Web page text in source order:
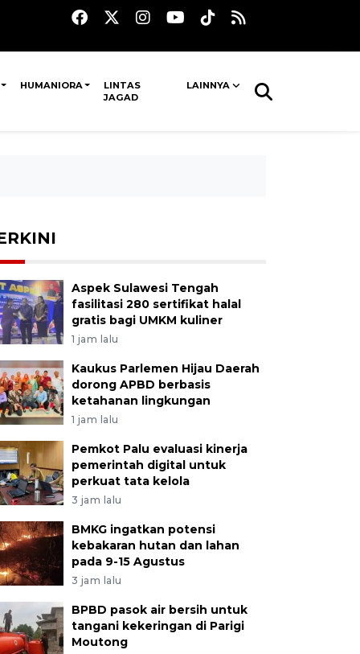
HUMANIORA
LINTAS
JAGAD
LAINNYA
Aspek Sulawesi Tengah
fasilitasi 280 sertifikat halal
gratis bagi UMKM kuliner
1 jam lalu
Kaukus Parlemen Hijau Daerah
dorong APBD berbasis
ketahanan lingkungan
1 jam lalu
Pemkot Palu evaluasi kinerja
pemerintah digital untuk
perkuat tata kelola
3 jam lalu
BMKG ingatkan potensi
kebakaran hutan dan lahan
pada 9-15 Agustus
3 jam lalu
BPBD pasok air bersih untuk
tangani kekeringan di Parigi
Moutong